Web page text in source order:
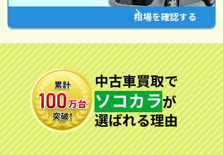
相場を確認する
中古車買取で
ソコカラが
選ばれる理由